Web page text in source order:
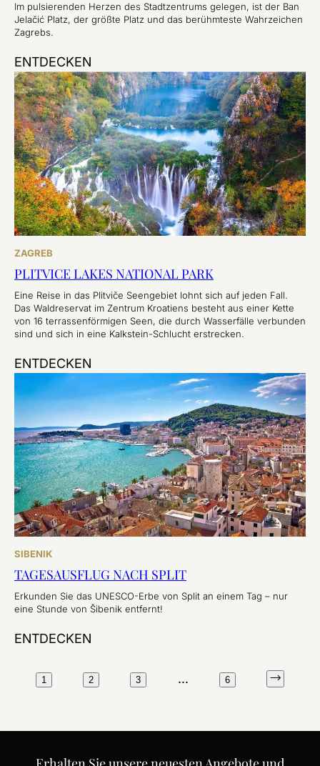
Im pulsierenden Herzen des Stadtzentrums gelegen, ist der Ban
Jelačić Platz, der größte Platz und das berühmteste Wahrzeichen
Zagrebs.
ENTDECKEN
ZAGREB
PLITVICE LAKES NATIONAL PARK
Eine Reise in das Plitviče Seengebiet lohnt sich auf jeden Fall.
Das Waldreservat im Zentrum Kroatiens besteht aus einer Kette
von 16 terrassenförmigen Seen, die durch Wasserfälle verbunden
sind und sich in eine Kalkstein-Schlucht erstrecken.
ENTDECKEN
SIBENIK
TAGESAUSFLUG NACH SPLIT
Erkunden Sie das UNESCO-Erbe von Split an einem Tag – nur
eine Stunde von Šibenik entfernt!
ENTDECKEN
1 2 3 ... 6